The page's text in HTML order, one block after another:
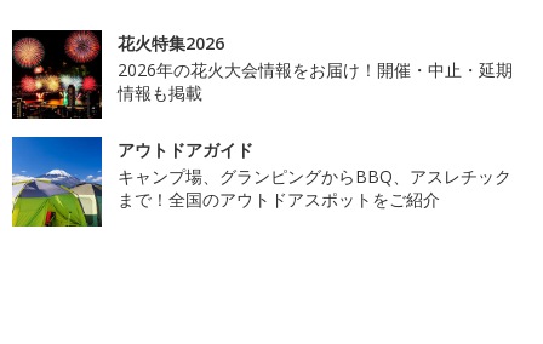
花火特集2026
2026年の花火大会情報をお届け！開催・中止・延期
情報も掲載
アウトドアガイド
キャンプ場、グランピングからBBQ、アスレチック
まで！全国のアウトドアスポットをご紹介